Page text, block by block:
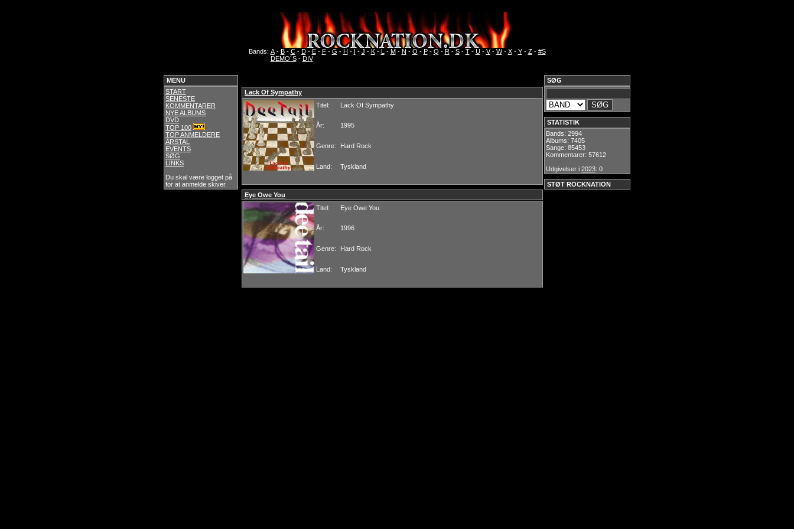
Bands: A- B- C- D- E- F- G - H - I - J - K- L - M- N - O - P- Q - R- S- T- U- V- W- X- Y- Z- #S
DEMO´S- DIV
MENU
START
SENESTE
KOMMENTARER
NYE ALBUMS
DVD
TOP 100
TOP ANMELDERE
ÅRSTAL
EVENTS
SØG
LINKS
Du skal være logget på
for at anmelde skiver.
SØG
STATISTIK
Bands: 2994
Albums: 7405
Sange: 85453
Kommentarer: 57612
Udgivelser i 2023: 0
STØT ROCKNATION
Lack Of Sympathy
Titel:
Lack Of Sympathy
År: 1995
Genre: Hard Rock
Land: Tyskland
Eye Owe You
Titel:
Eye Owe You
År: 1996
Genre: Hard Rock
Land: Tyskland